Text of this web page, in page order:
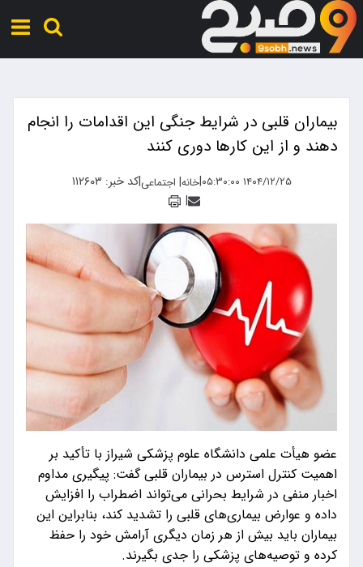
بیماران قلبی در شرایط جنگی این اقدامات را انجام
دهند و از این کارها دوری کنند
۱۴۰۴/۱۲/۲۵ ۰۵:۳۰:۰۰ |خانه| اجتماعی|کد خبر: ۱۱۲۶۰۳
|
عضو هیأت علمی دانشگاه علوم پزشکی شیراز با تأکید بر
اهمیت کنترل استرس در بیماران قلبی گفت: پیگیری مداوم
اخبار منفی در شرایط بحرانی می‌تواند اضطراب را افزایش
داده و عوارض بیماری‌های قلبی را تشدید کند، بنابراین این
بیماران باید بیش از هر زمان دیگری آرامش خود را حفظ
کرده و توصیه‌های پزشکی را جدی بگیرند.